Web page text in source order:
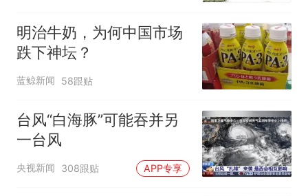
明治牛奶，为何中国市场
跌下神坛？
蓝鲸新闻 58跟贴
台风“白海豚”可能吞并另
一台风
央视新闻 308跟贴 APP专享